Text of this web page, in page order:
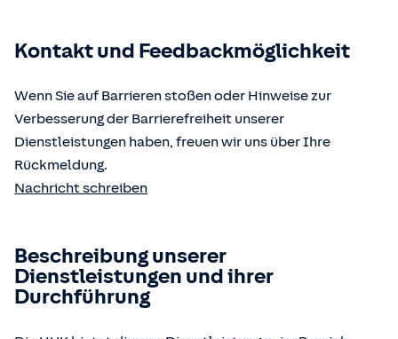
Kontakt und Feedbackmöglichkeit
Wenn Sie auf Barrieren stoßen oder Hinweise zur
Verbesserung der Barrierefreiheit unserer
Dienstleistungen haben, freuen wir uns über Ihre
Rückmeldung.
Nachricht schreiben
Beschreibung unserer
Dienstleistungen und ihrer
Durchführung